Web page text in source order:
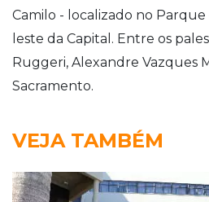
Camilo - localizado no Parque
leste da Capital. Entre os
Ruggeri, Alexandre Vazques
Sacramento.
VEJA TAMBÉM